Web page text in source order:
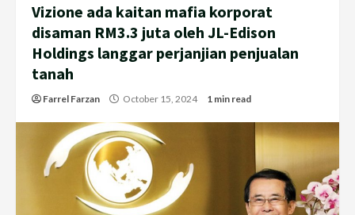
Vizione ada kaitan mafia korporat
disaman RM3.3 juta oleh JL-Edison
Holdings langgar perjanjian penjualan
tanah
Farrel Farzan October 15, 2024 1 min read